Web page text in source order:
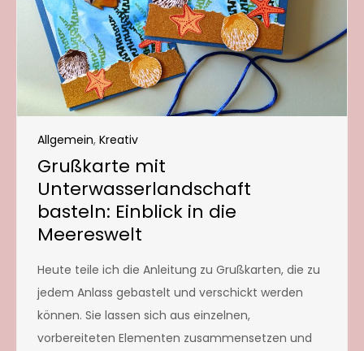
Allgemein, Kreativ
Grußkarte mit
Unterwasserlandschaft
basteln: Einblick in die
Meereswelt
Heute teile ich die Anleitung zu Grußkarten, die zu
jedem Anlass gebastelt und verschickt werden
können. Sie lassen sich aus einzelnen,
vorbereiteten Elementen zusammensetzen und